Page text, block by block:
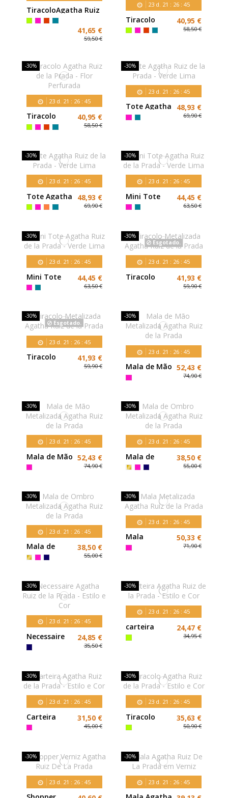
TiracoloAgatha Ruiz
de la Prada
41,65 €
59,50 €
23 d. 21 : 26 :43
Tiracolo
Agatha Ruiz
de la Prada -
40,95 €
58,50 €
-30%
23d. 21 : 26: 43
Tiracolo
Agatha Ruiz
de la Prada -
Perfurada
40,95 €
58,50 €
-30%
23 d. 21 : 26 :43
Tote Agatha
Ruiz de la
Prada -
48,93 €
69,90 €
-30%
23d. 21 : 26: 43
Tote Agatha
Ruiz de la
Prada -
48,93 €
69,90 €
-30%
23 d. 21 : 26 :43
Mini Tote
Agatha Ruiz
de la Prada -
44,45 €
63,50 €
-30%
23d. 21 : 26: 43
Mini Tote
Agatha Ruiz
de la Prada -
44,45 €
63,50 €
-30%
Esgotado.
23 d. 21 : 26 :43
Tiracolo
41,93 €
59,90 €
-30%
Esgotado.
23d. 21 : 26: 43
Tiracolo
41,93 €
59,90 €
-30%
23 d. 21 : 26 :43
Mala de Mão
Metalizada
Agatha Ruiz
52,43 €
74,90 €
-30%
23d. 21 : 26: 43
Mala de Mão
Metalizada
Agatha Ruiz
52,43 €
74,90 €
-30%
23 d. 21 : 26 :43
Mala de
Ombro
Metalizada
38,50 €
55,00 €
-30%
23d. 21 : 26: 43
Mala de
Ombro
Metalizada
de la Prada
38,50 €
55,00 €
-30%
23 d. 21 : 26 :43
Mala
Metalizada
Agatha Ruiz
50,33 €
71,90 €
-30%
23d. 21 : 26: 43
Necessaire
Agatha Ruiz
de la Prada -
24,85 €
35,50 €
-30%
23 d. 21 : 26 :43
carteira
Agatha Ruiz
de la Prada -
24,47 €
34,95 €
-30%
23d. 21 : 26: 43
Carteira
Agatha Ruiz
de la Prada -
31,50 €
45,00 €
-30%
23 d. 21 : 26 :43
Tiracolo
Agatha Ruiz
de la Prada -
35,63 €
50,90 €
-30%
23d. 21 : 26: 43
-30%
23 d. 21 : 26 :43